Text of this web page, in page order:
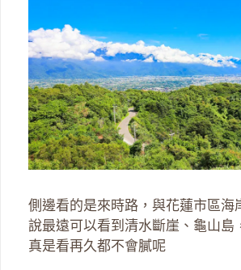
側邊看的是來時路，與花蓮市區海
說最遠可以看到清水斷崖、龜山
真是看再久都不會膩呢